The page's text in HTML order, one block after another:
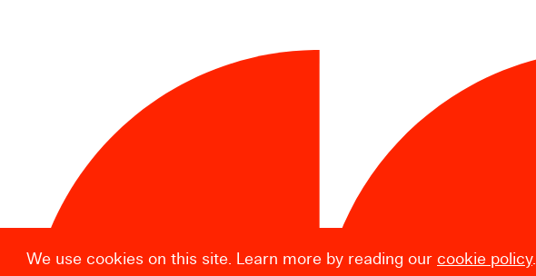
We use cookies on this site. Learn more by reading our cookie policy.